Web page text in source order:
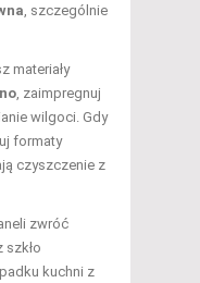
, szczególnie
materiały
, zaimpregnuj
wilgoci. Gdy
formaty
czyszczenie z
zwróć
szkło
kuchni z